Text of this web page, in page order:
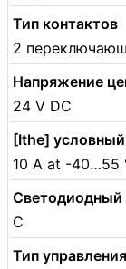
Тип контактов
2
Напряжение
24 V DC
[Ithe]
10 A at -40…55
Светодиодный
С
Тип управления